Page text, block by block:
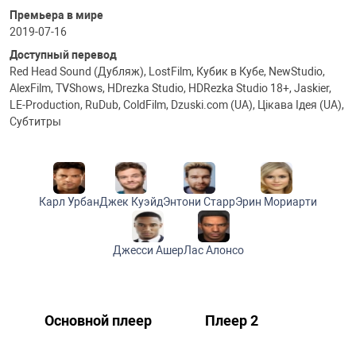
Премьера в мире
2019-07-16
Доступный перевод
Red Head Sound (Дубляж), LostFilm, Кубик в Кубе, NewStudio,
AlexFilm, TVShows, HDrezka Studio, HDRezka Studio 18+, Jaskier,
LE-Production, RuDub, ColdFilm, Dzuski.com (UA), Цікава Ідея (UA),
Субтитры
Карл УрбанДжек КуэйдЭнтони СтаррЭрин Мориарти
Джесси АшерЛас Алонсо
Основной плеер Плеер 2